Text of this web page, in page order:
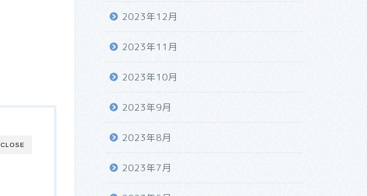
CLOSE
2023年12月
2023年11月
2023年10月
2023年9月
2023年8月
2023年7月